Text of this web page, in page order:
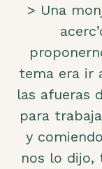
> Una
tema era ir
las afueras
para
y
nos lo dijo,